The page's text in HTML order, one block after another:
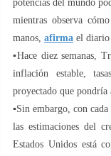
potencias del mundo
mientras observa
manos, afirma el
▪️Hace diez semanas,
inflación estable,
proyectado que pondría
▪️Sin embargo, con
las estimaciones del
Estados Unidos está